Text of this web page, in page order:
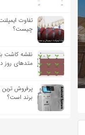
تفاوت
چیست؟
نقشه کاشت
متدهای روز
برند است؟